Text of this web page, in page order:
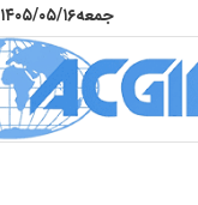
جمعه۱۴۰۵/۰۵/۱۶